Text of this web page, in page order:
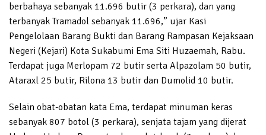
berbahaya sebanyak 11.696 butir (3 perkara), dan yang
terbanyak Tramadol sebanyak 11.696,” ujar Kasi
Pengelolaan Barang Bukti dan Barang Rampasan Kejaksaan
Negeri (Kejari) Kota Sukabumi Ema Siti Huzaemah, Rabu.
Terdapat juga Merlopam 72 butir serta Alpazolam 50 butir,
Ataraxl 25 butir, Rilona 13 butir dan Dumolid 10 butir.
Selain obat-obatan kata Ema, terdapat minuman keras
sebanyak 807 botol (3 perkara), senjata tajam yang dijerat